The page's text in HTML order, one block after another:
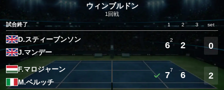
ウィンブルドン
1回戦
試合終了
1 2 3 set
D.スティーブンソン
J.マンデー
6
2
2 0
F.マロジャーン
M.ベルッチ
7
7
6 2